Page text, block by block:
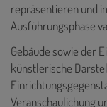
repräsentieren und
Ausführungsphase
Gebäude sowie der
künstlerische
Veranschaulichung